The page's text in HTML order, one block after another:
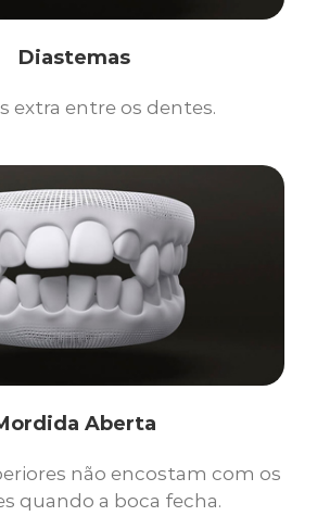
Diastemas
extra entre os dentes.
Aberta
não encostam com os
quando a boca fecha.